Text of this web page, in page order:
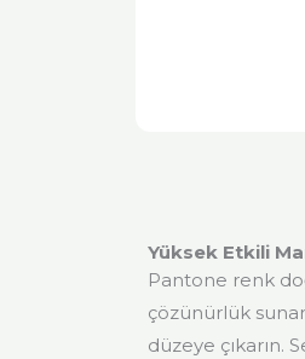
Yüksek Etkili
Pantone renk
çözünürlük
düzeye çıkarın.